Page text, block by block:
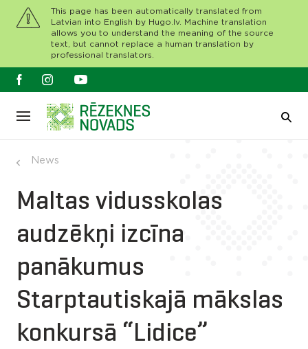
This page has been automatically translated from
Latvian into English by Hugo.lv. Machine translation
allows you to understand the meaning of the source
text, but cannot replace a human translation by
professional translators.
News
Maltas vidusskolas
audzēkņi izcīna
panākumus
Starptautiskajā mākslas
konkursā “Lidice”